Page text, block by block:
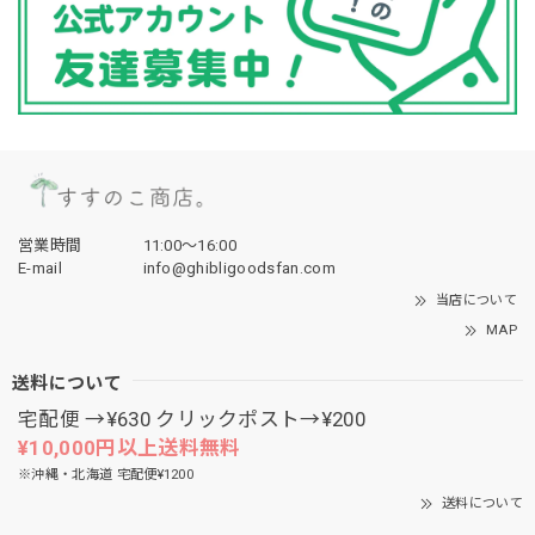
営業時間
11:00〜16:00
E-mail
info@ghibligoodsfan.com
当店について
MAP
送料について
宅配便 →¥630 クリックポスト→¥200
¥10,000円以上送料無料
※沖縄・北海道 宅配便¥1200
送料について